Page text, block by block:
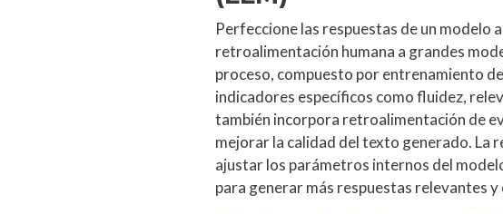
Perfeccione las respuestas de un modelo
retroalimentación humana a grandes
proceso, compuesto por entrenamiento
indicadores específicos como fluidez,
también incorpora retroalimentación de
mejorar la calidad del texto generado. La
ajustar los parámetros internos del
para generar más respuestas relevantes